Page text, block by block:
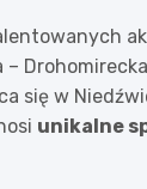
się w
unikalne